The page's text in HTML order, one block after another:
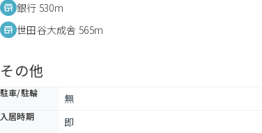
銀行 530m
世田谷大成舎 565m
その他
駐車/駐輪 無
入居時期 即